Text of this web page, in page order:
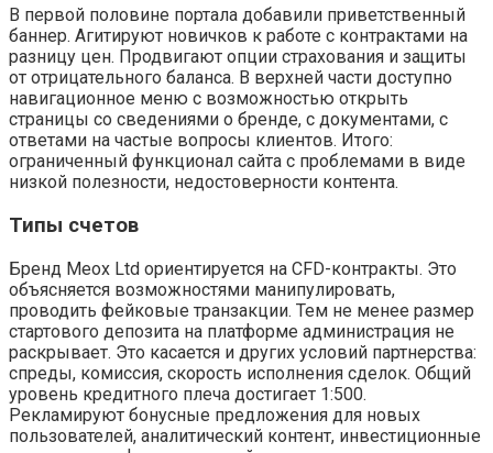
В первой половине портала добавили приветственный
баннер. Агитируют новичков к работе с контрактами на
разницу цен. Продвигают опции страхования и защиты
от отрицательного баланса. В верхней части доступно
навигационное меню с возможностью открыть
страницы со сведениями о бренде, с документами, с
ответами на частые вопросы клиентов. Итого:
ограниченный функционал сайта с проблемами в виде
низкой полезности, недостоверности контента.
Типы счетов
Бренд Meox Ltd ориентируется на CFD-контракты. Это
объясняется возможностями манипулировать,
проводить фейковые транзакции. Тем не менее размер
стартового депозита на платформе администрация не
раскрывает. Это касается и других условий партнерства:
спреды, комиссия, скорость исполнения сделок. Общий
уровень кредитного плеча достигает 1:500.
Рекламируют бонусные предложения для новых
пользователей, аналитический контент, инвестиционные